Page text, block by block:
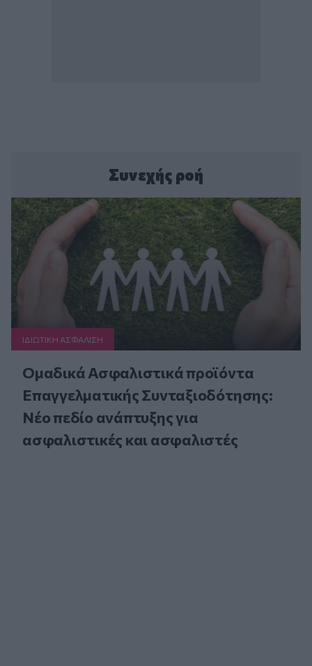
Συνεχής ροή
ΙΔΙΩΤΙΚΗ ΑΣΦAΛΙΣΗ
Ομαδικά Ασφαλιστικά προϊόντα
Επαγγελματικής Συνταξιοδότησης:
Νέο πεδίο ανάπτυξης για
ασφαλιστικές και ασφαλιστές